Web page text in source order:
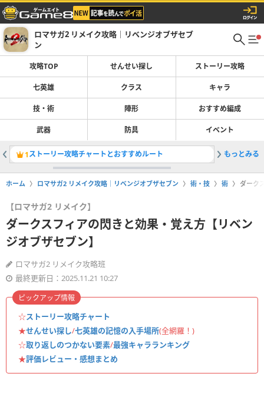
ロマサガ2 リメイク攻略｜リベンジオブザセブ
ン
攻略TOP せんせい探し ストーリー攻略
七英雄 クラス キャラ
技・術 陣形 おすすめ編成
武器 防具 イベント
1ストーリー攻略チャートとおすすめルート 2メルー
もっとみる
ホーム ロマサガ2 リメイク攻略｜リベンジオブザセブン 術・技 術 ダーク
【ロマサガ2 リメイク】
ダークスフィアの閃きと効果・覚え方【リベン
ジオブザセブン】
ロマサガ2 リメイク攻略班
最終更新日：2025.11.21 10:27
☆ストーリー攻略チャート
★せんせい探し/七英雄の記憶の入手場所(全網羅！)
☆取り返しのつかない要素/最強キャラランキング
★評価レビュー・感想まとめ
ピックアップ情報